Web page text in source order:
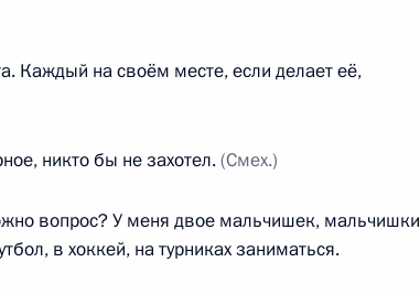
вопросам
Каждый на своём месте, если делает её,
никто бы не захотел.(Смех.)
вопрос? У меня двое мальчишек, мальчишки
в хоккей, на турниках заниматься.